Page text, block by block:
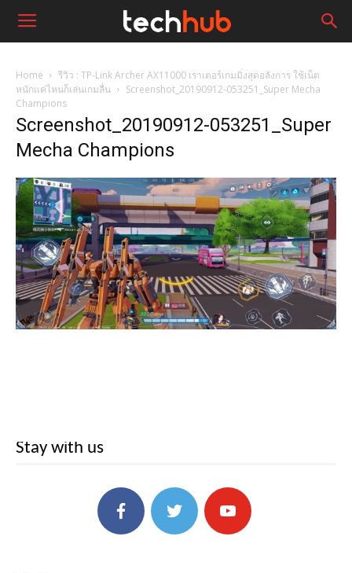
Home
รีวิว : TP-Link Archer AX11000 เราเตอร์เกมมิ่งสุดอลังการ ใช้เน็ต
หนักแค่ไหนก็เล่นเกมลื่น
Screenshot_20190912-053251_Super Mecha
Champions
Screenshot_20190912-053251_Super
Mecha Champions
Stay with us